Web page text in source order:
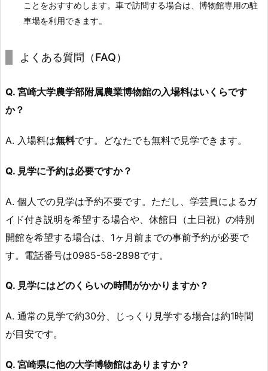
ことをおすすめします。車で訪問する場合は、博物館専用の駐
車場を利用できます。
よくある質問（FAQ）
Q. 宮崎大学農学部附属農業博物館の入場料はいくらです
か？
A. 入場料は無料です。どなたでも無料で見学できます。
Q. 見学に予約は必要ですか？
A. 個人での見学は予約不要です。ただし、学芸員によるガ
イド付き説明を希望する場合や、休館日（土日祝）の特別
開館を希望する場合は、1ヶ月前までの事前予約が必要で
す。電話番号は0985-58-2898です。
Q. 見学にはどのくらいの時間がかかりますか？
A. 通常の見学で約30分、じっくり見学する場合は約1時間
が目安です。
Q. 宮崎県に他の大学博物館はありますか？